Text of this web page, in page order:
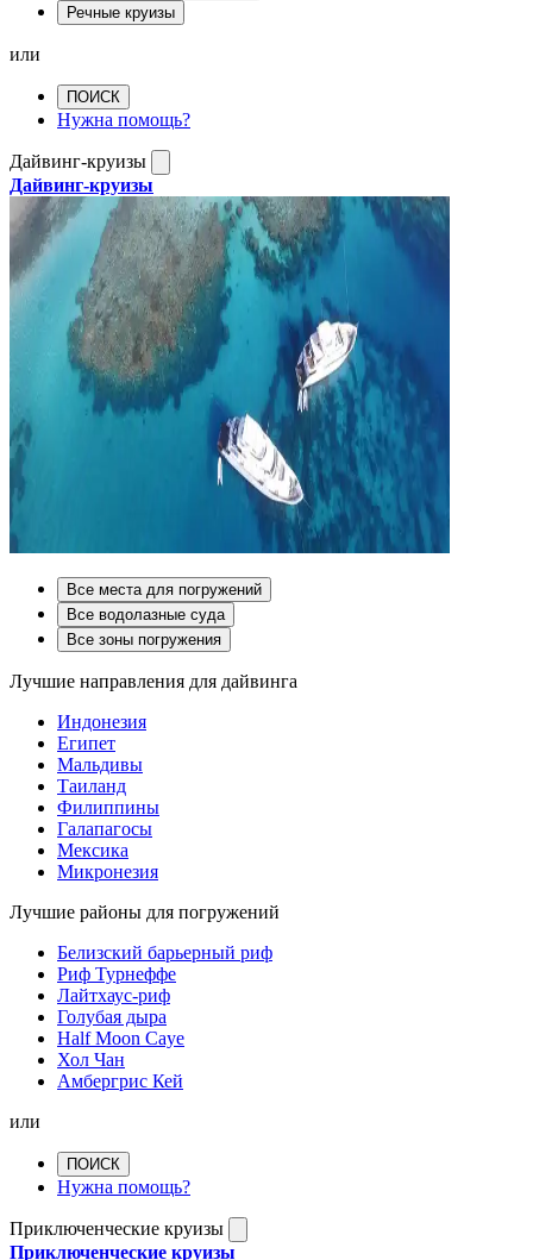
Речные круизы
или
ПОИСК
Нужна помощь?
Дайвинг-круизы
Дайвинг-круизы
Все места для погружений
Все водолазные суда
Все зоны погружения
Лучшие направления для дайвинга
Индонезия
Египет
Мальдивы
Таиланд
Филиппины
Галапагосы
Мексика
Микронезия
Лучшие районы для погружений
Белизский барьерный риф
Риф Турнеффе
Лайтхаус-риф
Голубая дыра
Half Moon Caye
Хол Чан
Амбергрис Кей
или
ПОИСК
Нужна помощь?
Приключенческие круизы
Приключенческие круизы